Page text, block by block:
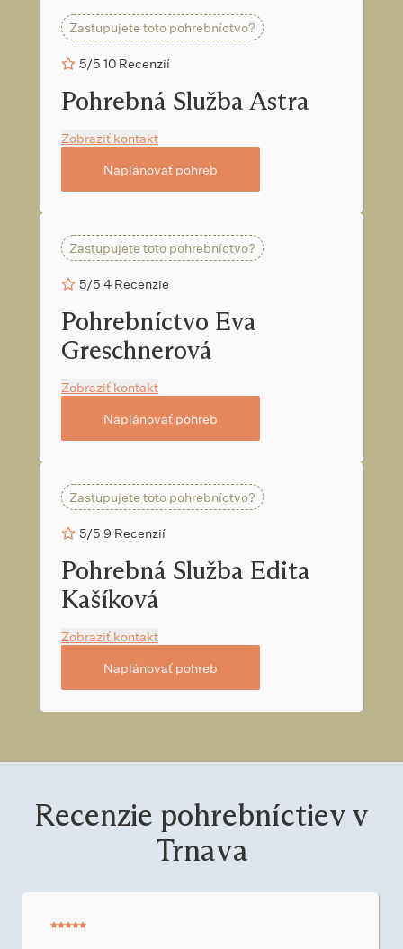
Zastupujete toto pohrebníctvo?
5/5 10 Recenzií
Pohrebná Služba Astra
Zobraziť kontakt
Naplánovať pohreb
Zastupujete toto pohrebníctvo?
5/5 4 Recenzie
Pohrebníctvo Eva
Greschnerová
Zobraziť kontakt
Naplánovať pohreb
Zastupujete toto pohrebníctvo?
5/5 9 Recenzií
Pohrebná Služba Edita
Kašíková
Zobraziť kontakt
Naplánovať pohreb
Recenzie pohrebníctiev v
Trnava